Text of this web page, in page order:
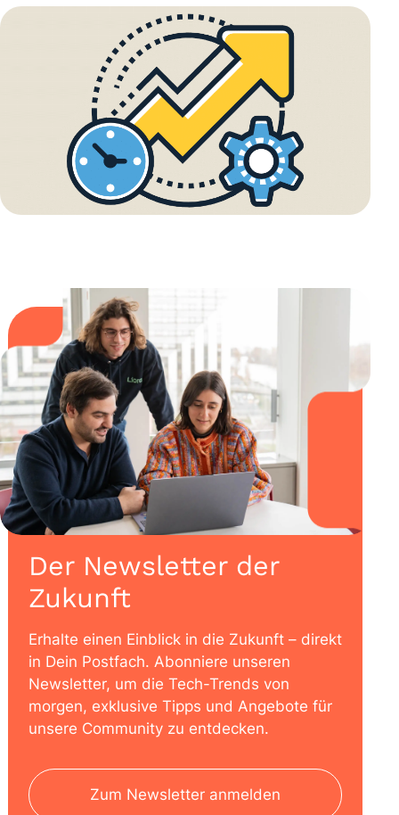
Der Newsletter der
Zukunft
Erhalte einen Einblick in die Zukunft – direkt
in Dein Postfach. Abonniere unseren
Newsletter, um die Tech-Trends von
morgen, exklusive Tipps und Angebote für
unsere Community zu entdecken.
Zum Newsletter anmelden